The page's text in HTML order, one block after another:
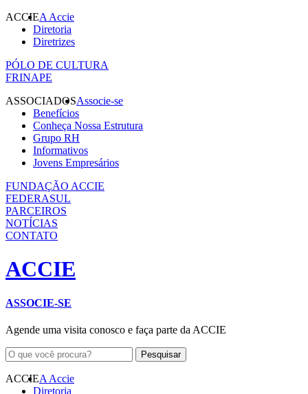
ACCIEA Accie
Diretoria
Diretrizes
PÓLO DE CULTURA
FRINAPE
ASSOCIADOSAssocie-se
Benefícios
Conheça Nossa Estrutura
Grupo RH
Informativos
Jovens Empresários
FUNDAÇÃO ACCIE
FEDERASUL
PARCEIROS
NOTÍCIAS
CONTATO
ACCIE
ASSOCIE-SE
Agende uma visita conosco e faça parte da ACCIE
ACCIEA Accie
Diretoria